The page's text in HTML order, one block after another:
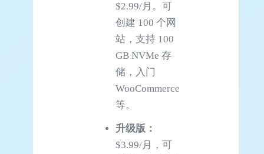
$2.99/月。可
创建 100 个网
站，支持 100
GB NVMe 存
储，入门
WooCommerce
等。
升级版：
$3.99/月，可